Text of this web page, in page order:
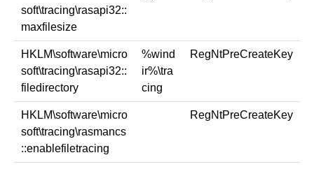
soft\tracing\rasapi32::
maxfilesize
HKLM\software\micro
soft\tracing\rasapi32::
filedirectory
%wind
ir%\tra
cing
RegNtPreCreateKey
HKLM\software\micro
soft\tracing\rasmancs
::enablefiletracing
RegNtPreCreateKey